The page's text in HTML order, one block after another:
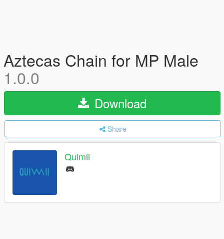
Aztecas Chain for MP Male
1.0.0
Download
Share
Quimii